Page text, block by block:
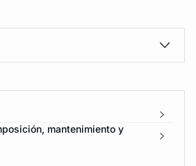
mantenimiento y